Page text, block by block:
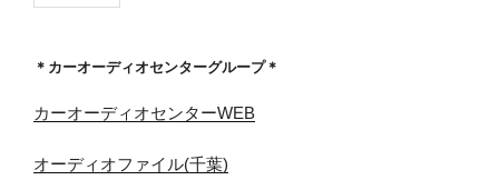
＊カーオーディオセンターグループ＊
カーオーディオセンターWEB
オーディオファイル(千葉)